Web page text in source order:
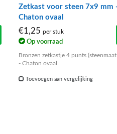
Zetkast voor steen 7x9 mm
Chaton ovaal
€1,25 per stuk
Op voorraad
Bronzen zetkastje 4 punts
- Chaton ovaal
Toevoegen aan vergelijking